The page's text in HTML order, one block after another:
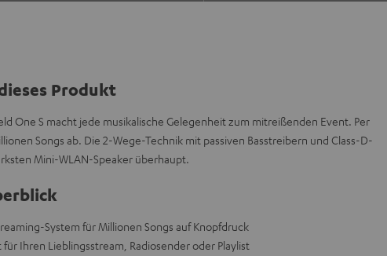
Produkt
One S macht jede musikalische Gelegenheit zum mitreißenden Event. Per
Songs ab. Die 2-Wege-Technik mit passiven Basstreibern und Class-D-
Mini-WLAN-Speaker überhaupt.
System für Millionen Songs auf Knopfdruck
Ihren Lieblingsstream, Radiosender oder Playlist